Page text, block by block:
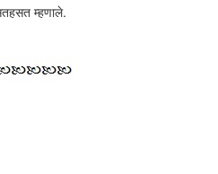
म्हणाले.